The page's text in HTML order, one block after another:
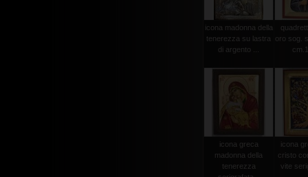
icona madonna della
tenerezza su lastra
di argento ...
oro sog.
icona greca
madonna della
tenerezza
icona
cristo
vite